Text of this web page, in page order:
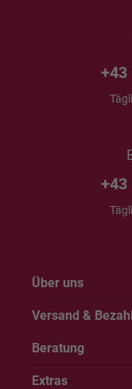
+43
+43
Über uns
Versand &
Beratung
Extras